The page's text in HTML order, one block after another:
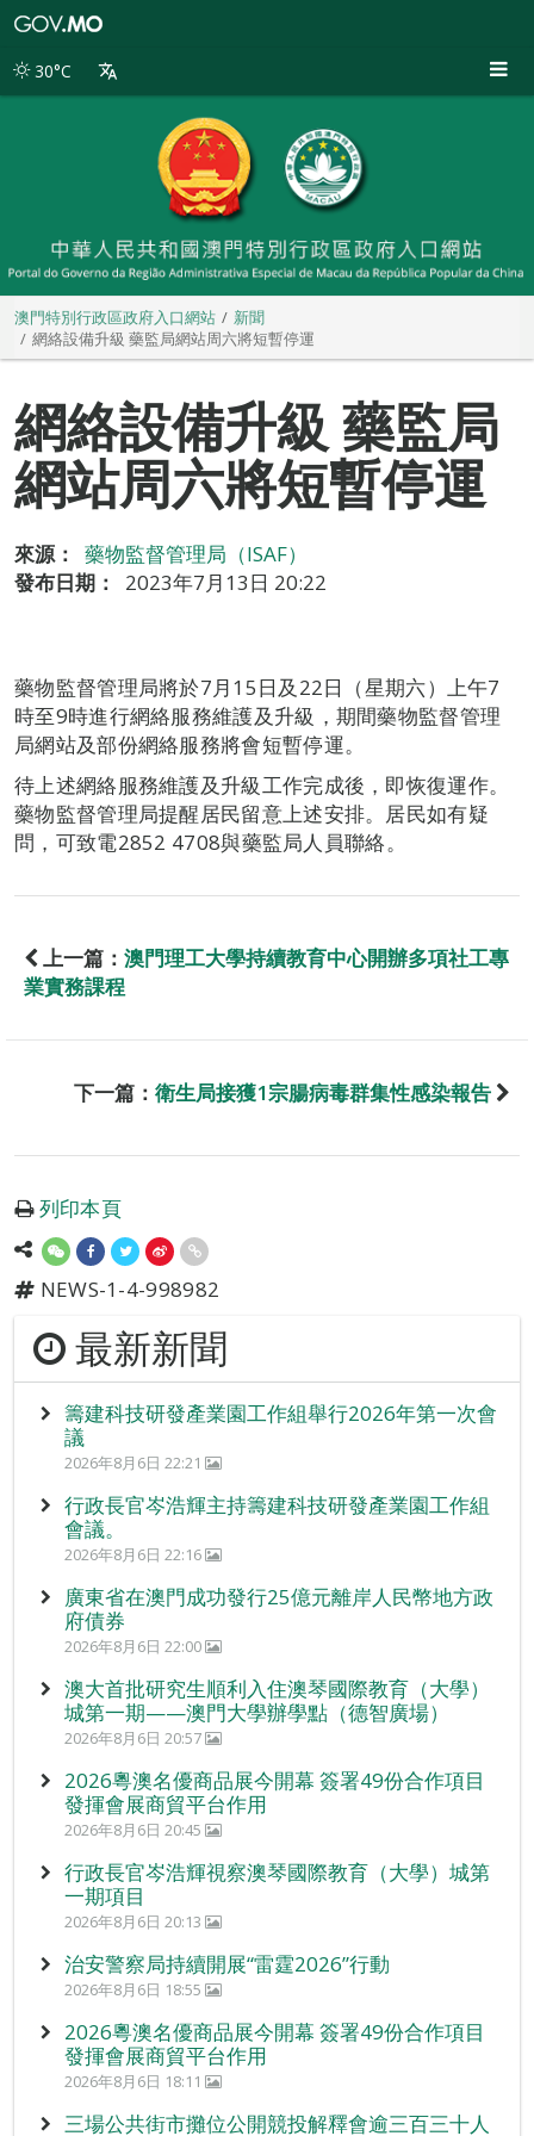
別
30°C
澳門特別行政區政府入口網站
新聞
網絡設備升級 藥監局網站周六將短暫停運
網絡設備升級 藥監局
網站周六將短暫停運
來源：
藥物監督管理局（ISAF）
發布日期：
2023年7月13日 20:22
藥物監督管理局將於7月15日及22日（星期六）上午7
時至9時進行網絡服務維護及升級，期間藥物監督管理
局網站及部份網絡服務將會短暫停運。
待上述網絡服務維護及升級工作完成後，即恢復運作。
藥物監督管理局提醒居民留意上述安排。居民如有疑
問，可致電2852 4708與藥監局人員聯絡。
上一篇： 澳門理工大學持續教育中心開辦多項社工專
業實務課程
下一篇： 衛生局接獲1宗腸病毒群集性感染報告
列印本頁
NEWS-1-4-998982
最新新聞
籌建科技研發產業園工作組舉行2026年第一次會
議
2026年8月6日 22:21
行政長官岑浩輝主持籌建科技研發產業園工作組
會議。
2026年8月6日 22:16
廣東省在澳門成功發行25億元離岸人民幣地方政
府債券
2026年8月6日 22:00
澳大首批研究生順利入住澳琴國際教育（大學）
城第一期——澳門大學辦學點（德智廣場）
2026年8月6日 20:57
2026粵澳名優商品展今開幕 簽署49份合作項目
發揮會展商貿平台作用
2026年8月6日 20:45
行政長官岑浩輝視察澳琴國際教育（大學）城第
一期項目
2026年8月6日 20:13
治安警察局持續開展“雷霆2026”行動
2026年8月6日 18:55
2026粵澳名優商品展今開幕 簽署49份合作項目
發揮會展商貿平台作用
2026年8月6日 18:11
三場公共街市攤位公開競投解釋會逾三百三十人